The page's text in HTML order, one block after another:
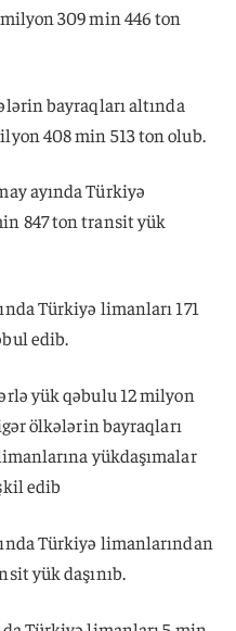
309 min 446 ton
bayraqları altında
408 min 513 ton olub.
ayında Türkiyə
847 ton transit yük
Türkiyə limanları 171
edib.
yük qəbulu 12 milyon
ölkələrin bayraqları
yükdaşımalar
edib
Türkiyə limanlarından
yük daşınıb.